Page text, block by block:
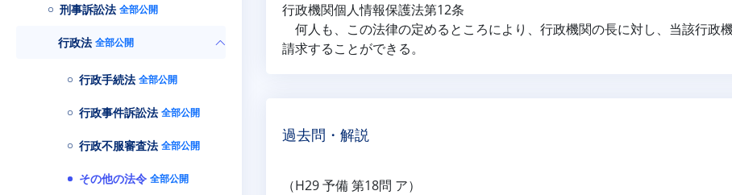
刑事訴訟法 全部公開
行政法 全部公開
行政手続法 全部公開
行政事件訴訟法 全部公開
行政不服審査法 全部公開
その他の法令 全部公開
行政機関個人情報保護法第12条
何人も、この法律の定めるところにより、行政機関の長に対し、当該行政
請求することができる。
過去問・解説
（H29 予備 第18問 ア）